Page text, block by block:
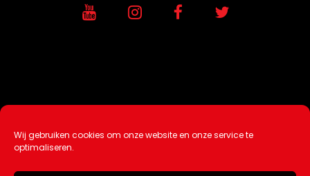
Wij gebruiken cookies om onze website en onze service te
optimaliseren.
Ontwikkeling / Hosting doorAtSea